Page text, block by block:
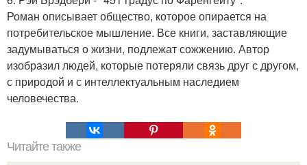
Роман описывает общество, которое опирается на
потребительское мышление. Все книги, заставляющие
задумываться о жизни, подлежат сожжению. Автор
изобразил людей, которые потеряли связь друг с другом,
с природой и с интеллектуальным наследием
человечества.
Читайте также